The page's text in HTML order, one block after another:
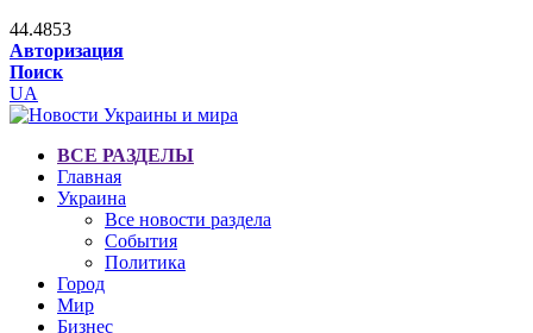
44.4853
Авторизация
Поиск
UA
ВСЕ РАЗДЕЛЫ
Главная
Украина
Все новости раздела
События
Политика
Город
Мир
Бизнес